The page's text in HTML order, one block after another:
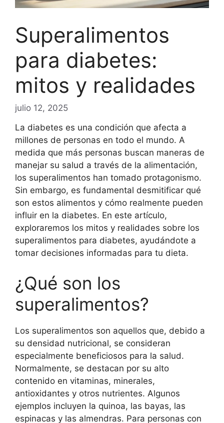
Superalimentos
para diabetes:
mitos y realidades
julio 12, 2025
La diabetes es una condición que afecta a
millones de personas en todo el mundo. A
medida que más personas buscan maneras de
manejar su salud a través de la alimentación,
los superalimentos han tomado protagonismo.
Sin embargo, es fundamental desmitificar qué
son estos alimentos y cómo realmente pueden
influir en la diabetes. En este artículo,
exploraremos los mitos y realidades sobre los
superalimentos para diabetes, ayudándote a
tomar decisiones informadas para tu dieta.
¿Qué son los
superalimentos?
Los superalimentos son aquellos que, debido a
su densidad nutricional, se consideran
especialmente beneficiosos para la salud.
Normalmente, se destacan por su alto
contenido en vitaminas, minerales,
antioxidantes y otros nutrientes. Algunos
ejemplos incluyen la quinoa, las bayas, las
espinacas y las almendras. Para personas con